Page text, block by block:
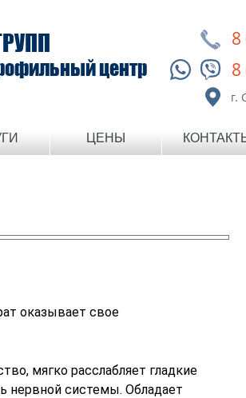
центр
8
8
г.
ЦЕНЫ
оказывает свое
мягко расслабляет гладкие
нервной системы. Обладает